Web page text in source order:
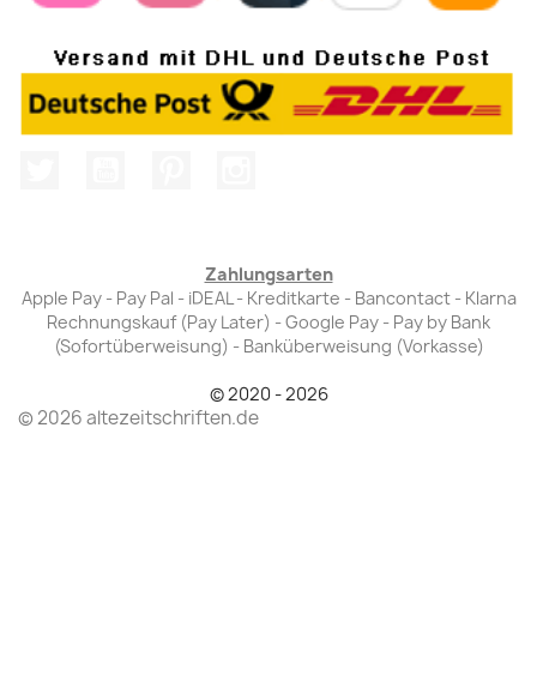
Zahlungsarten
Apple Pay - Pay Pal - iDEAL - Kreditkarte - Bancontact - Klarna
Rechnungskauf (Pay Later) - Google Pay - Pay by Bank
(Sofortüberweisung) - Banküberweisung (Vorkasse)
© 2020 - 2026
© 2026 altezeitschriften.de